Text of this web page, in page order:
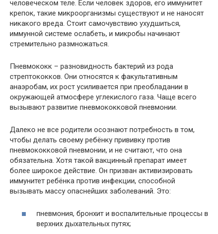
человеческом теле. Если человек здоров, его иммунитет
крепок, такие микроорганизмы существуют и не наносят
никакого вреда. Стоит самочувствию ухудшиться,
иммунной системе ослабеть, и микробы начинают
стремительно размножаться.
Пневмококк – разновидность бактерий из рода
стрептококков. Они относятся к факультативным
анаэробам, их рост усиливается при преобладании в
окружающей атмосфере углекислого газа. Чаще всего
вызывают развитие пневмококковой пневмонии.
Далеко не все родители осознают потребность в том,
чтобы делать своему ребёнку прививку против
пневмококковой пневмонии, и не считают, что она
обязательна. Хотя такой вакцинный препарат имеет
более широкое действие. Он призван активизировать
иммунитет ребёнка против инфекции, способной
вызывать массу опаснейших заболеваний. Это:
пневмония, бронхит и воспалительные процессы в
верхних дыхательных путях;